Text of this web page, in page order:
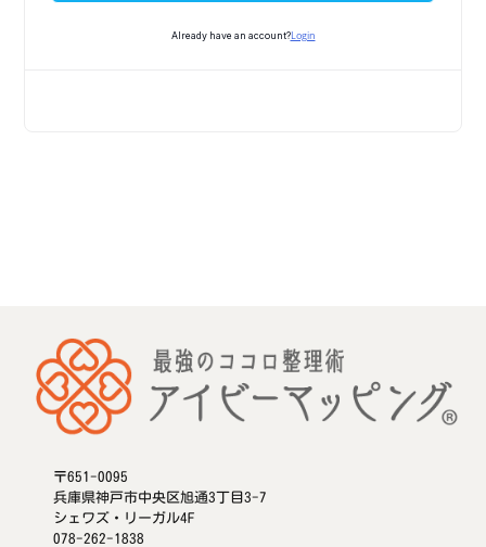
Already have an account?Login
〒651-0095
兵庫県神戸市中央区旭通3丁目3-7
シェワズ・リーガル4F
078-262-1838